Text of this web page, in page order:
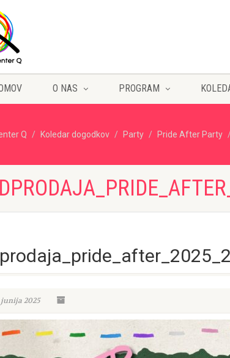
O NAS PROGRAM
Q Koledar dogodkov Party Pride After Party
junija 2025